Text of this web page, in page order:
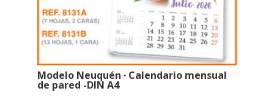
de
producto
Modelo Neuquén · Calendario mensual
de pared -DIN A4